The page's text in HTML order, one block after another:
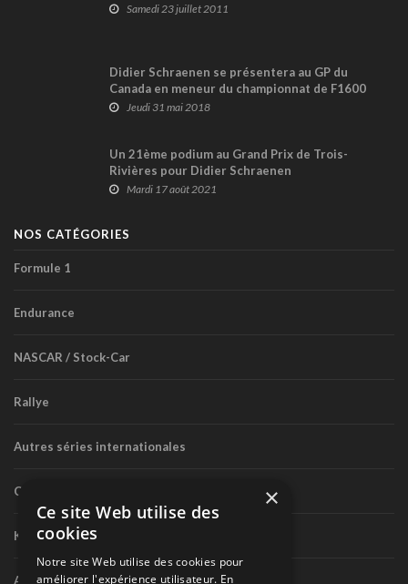
Samedi 23 juillet 2011
Didier Schraenen se présentera au GP du
Canada en meneur du championnat de F1600
Jeudi 31 mai 2018
Un 21ème podium au Grand Prix de Trois-
Rivières pour Didier Schraenen
Mardi 17 août 2021
NOS CATÉGORIES
Formule 1
Endurance
NASCAR / Stock-Car
Rallye
Autres séries internationales
Circuit routier canadien
Karting
Autres séries nationales
×
Ce site Web utilise des
cookies
Notre site Web utilise des cookies pour
améliorer l'expérience utilisateur. En